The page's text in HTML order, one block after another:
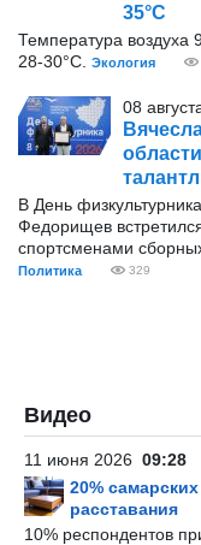
35°С
Температура воздуха
28-30°С.
Экология
08
В День
Федорищев
спортсменами
Политика 329
Видео
11 июня 2026 09:28
20%
расставания
10% респондентов